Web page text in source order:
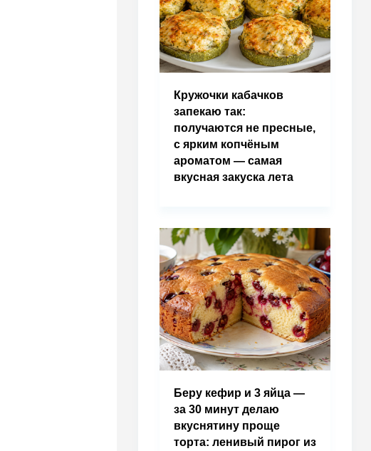
Кружочки кабачков
запекаю так:
получаются не пресные,
с ярким копчёным
ароматом — самая
вкусная закуска лета
Беру кефир и 3 яйца —
за 30 минут делаю
вкуснятину проще
торта: ленивый пирог из